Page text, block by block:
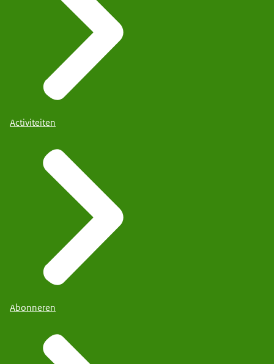
Activiteiten
Abonneren